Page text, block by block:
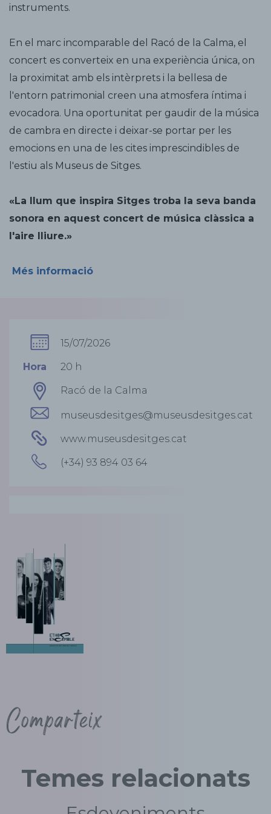
instruments.
En el marc incomparable del Racó de la Calma, el
concert es converteix en una experiència única, on
la proximitat amb els intèrprets i la bellesa de
l'entorn patrimonial creen una atmosfera íntima i
evocadora. Una oportunitat per gaudir de la música
de cambra en directe i deixar-se portar per les
emocions en una de les cites imprescindibles de
l'estiu als Museus de Sitges.
«La llum que inspira Sitges troba la seva banda
sonora en aquest concert de música clàssica a
l'aire lliure.»
Més informació
15/07/2026
Hora 20 h
Racó de la Calma
museusdesitges@museusdesitges.cat
www.museusdesitges.cat
(+34) 93 894 03 64
Comparteix
Temes relacionats